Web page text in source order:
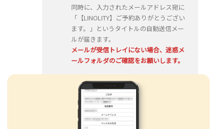
同時に、入力されたメールアドレス宛に
「【LINOLITY】ご予約ありがとうござい
ます。」というタイトルの自動送信メー
ルが届きます。
メールが受信トレイにない場合、迷惑メ
ールフォルダのご確認をお願いします。